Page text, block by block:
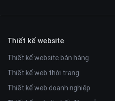
Thiết kế website
Thiết kế website bán hàng
Thiết kế web thời trang
Thiết kế web doanh nghiệp